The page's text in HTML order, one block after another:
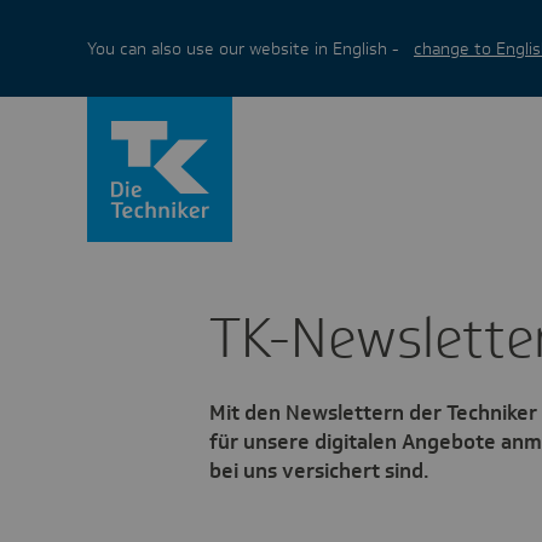
You can also use our website in English - change to
TK-
Mit den Newslettern der
für unsere digitalen Angebote
bei uns versichert sind.